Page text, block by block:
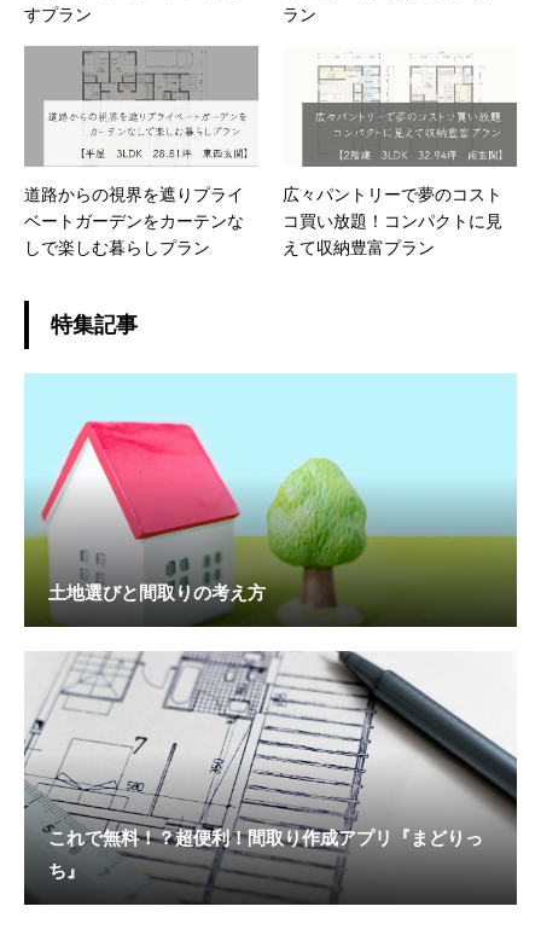
すプラン
ラン
道路からの視界を遮りプライ
ベートガーデンをカーテンな
しで楽しむ暮らしプラン
広々パントリーで夢のコスト
コ買い放題！コンパクトに見
えて収納豊富プラン
特集記事
土地選びと間取りの考え方
これで無料！？超便利！間取り作成アプリ『まどりっ
ち』